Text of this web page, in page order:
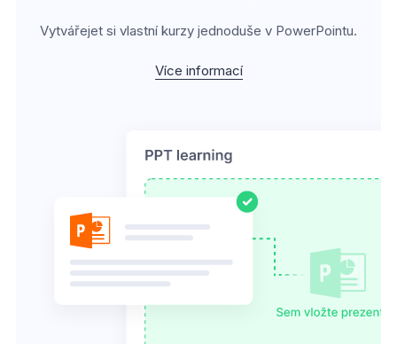
Vytvářejet si vlastní kurzy jednoduše v PowerPointu.
Více informací